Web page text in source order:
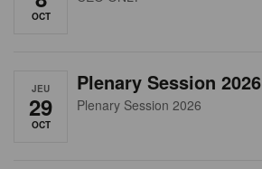
OCT
JEU
29
OCT
Plenary Session 2026
Plenary Session 2026